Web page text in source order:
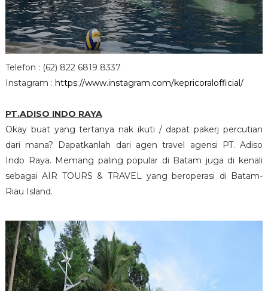
Telefon : (62) 822 6819 8337
Instagram : https://www.instagram.com/kepricoralofficial/
PT.ADISO INDO RAYA
Okay buat yang tertanya nak ikuti / dapat pakerj percutian
dari mana? Dapatkanlah dari agen travel agensi PT. Adiso
Indo Raya. Memang paling popular di Batam juga di kenali
sebagai AIR TOURS & TRAVEL yang beroperasi di Batam-
Riau Island.